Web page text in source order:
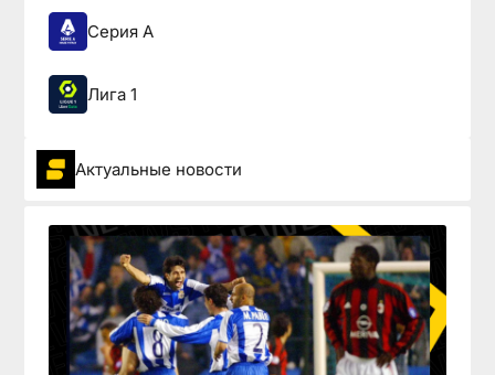
Серия А
Лига 1
Актуальные новости